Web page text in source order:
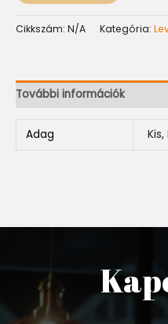
Cikkszám: N/A Kategória:
További információk
Adag